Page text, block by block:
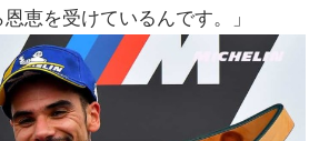
恵を受けているんです。」